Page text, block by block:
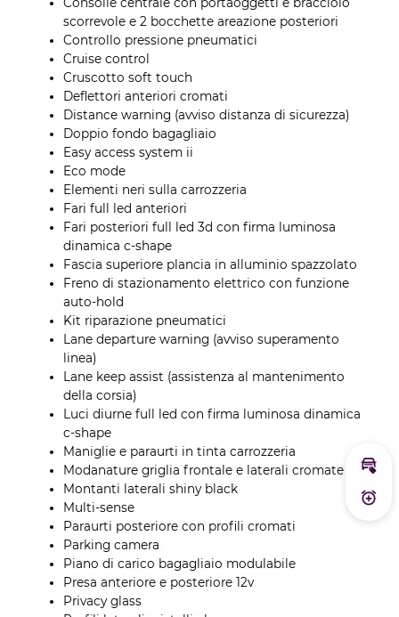
Consolle centrale con portaoggetti e bracciolo
scorrevole e 2 bocchette areazione posteriori
Controllo pressione pneumatici
Cruise control
Cruscotto soft touch
Deflettori anteriori cromati
Distance warning (avviso distanza di sicurezza)
Doppio fondo bagagliaio
Easy access system ii
Eco mode
Elementi neri sulla carrozzeria
Fari full led anteriori
Fari posteriori full led 3d con firma luminosa
dinamica c-shape
Fascia superiore plancia in alluminio spazzolato
Freno di stazionamento elettrico con funzione
auto-hold
Kit riparazione pneumatici
Lane departure warning (avviso superamento
linea)
Lane keep assist (assistenza al mantenimento
della corsia)
Luci diurne full led con firma luminosa dinamica
c-shape
Maniglie e paraurti in tinta carrozzeria
Modanature griglia frontale e laterali cromate
Montanti laterali shiny black
Multi-sense
Paraurti posteriore con profili cromati
Parking camera
Piano di carico bagagliaio modulabile
Presa anteriore e posteriore 12v
Privacy glass